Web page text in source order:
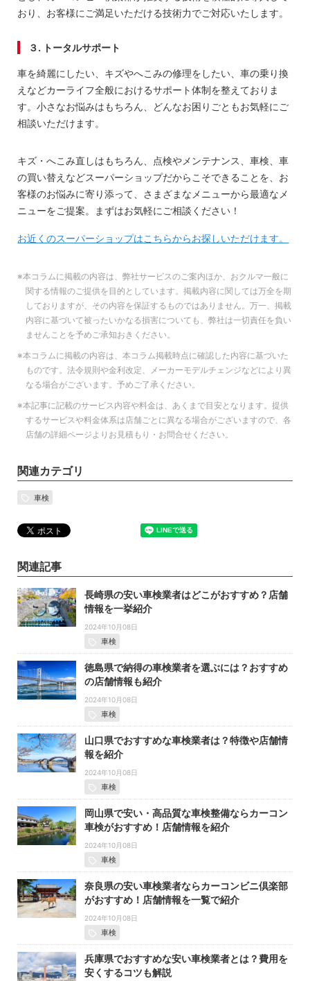
おり、お客様にご満足いただける技術力でご対応いたします。
３. トータルサポート
車を綺麗にしたい、キズやへこみの修理をしたい、車の乗り換
えなどカーライフ全般におけるサポート体制を整えておりま
す。小さなお悩みはもちろん、どんなお困りごともお気軽にご
相談いただけます。
キズ・へこみ直しはもちろん、点検やメンテナンス、車検、車
の買い替えなどスーパーショップだからこそできることを、お
客様のお悩みに寄り添って、さまざまなメニューから最適なメ
ニューをご提案。まずはお気軽にご相談ください！
お近くのスーパーショップはこちらからお探しいただけます。
※本コラムに掲載の内容は、弊社サービスのご案内ほか、おクルマ一般に
関する情報のご提供を目的としています。掲載内容に関しては万全を期
しておりますが、その内容を保証するものではありません。万一、掲載
内容に基づいて被ったいかなる損害についても、弊社は一切責任を負い
ませんことを予めご承知おきください。
※本コラムに掲載の内容は、本コラム掲載時点に確認した内容に基づいた
ものです。法令規則や金利改定、メーカーモデルチェンジなどにより異
なる場合がございます。予めご了承ください。
※本記事に記載のサービス内容や料金は、あくまで目安となります。提供
するサービスや料金体系は店舗ごとに異なる場合がございますので、各
店舗の詳細ページよりお見積もり・お問合せください。
関連カテゴリ
車検
関連記事
長崎県の安い車検業者はどこがおすすめ？店舗
情報を一挙紹介
2024年10月08日
車検
徳島県で納得の車検業者を選ぶには？おすすめ
の店舗情報も紹介
2024年10月08日
車検
山口県でおすすめな車検業者は？特徴や店舗情
報を紹介
2024年10月08日
車検
岡山県で安い・高品質な車検整備ならカーコン
車検がおすすめ！店舗情報を紹介
2024年10月08日
車検
奈良県の安い車検業者ならカーコンビニ倶楽部
がおすすめ！店舗情報を一覧で紹介
2024年10月08日
車検
兵庫県でおすすめな安い車検業者とは？費用を
安くするコツも解説